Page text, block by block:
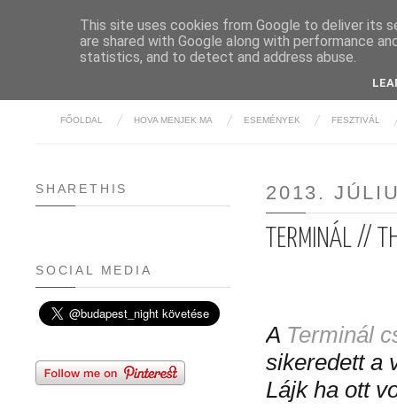
FŐOLDAL HOVA MENJEK MA ESEMÉNYEK FESZTIVÁL
2013.
TERMINÁL //
A Terminál
sikeredett a
Lájk ha ott
SHARETHIS
SOCIAL MEDIA
This site uses cookies from Google to deliver its
are shared with Google along with performance
statistics, and to detect and address abuse.